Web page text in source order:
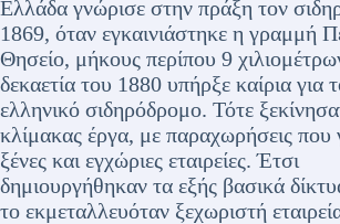
Ελλάδα γνώρισε στην πράξη τον
1869, όταν εγκαινιάστηκε η γραμμή
Θησείο, μήκους περίπου 9
δεκαετία του 1880 υπήρξε καίρια για
ελληνικό σιδηρόδρομο. Τότε
κλίμακας έργα, με παραχωρήσεις που
ξένες και εγχώριες εταιρείες. Έτσι
δημιουργήθηκαν τα εξής βασικά
το εκμεταλλευόταν ξεχωριστή